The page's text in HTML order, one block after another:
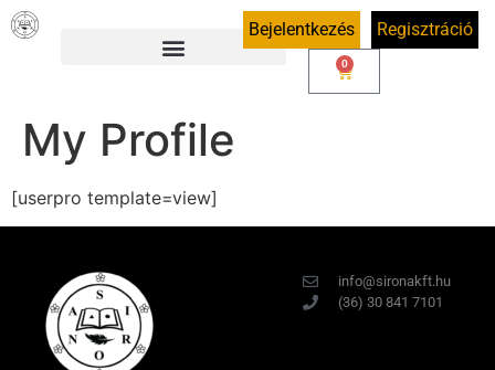
Bejelentkezés Regisztráció
0
My Profile
[userpro template=view]
info@sironakft.hu
(36) 30 841 7101